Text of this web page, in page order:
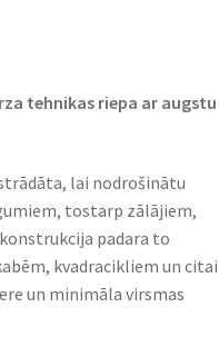
tehnikas riepa ar augstu
lai nodrošinātu
tostarp zālājiem,
padara to
kvadracikliem un citai
un minimāla virsmas